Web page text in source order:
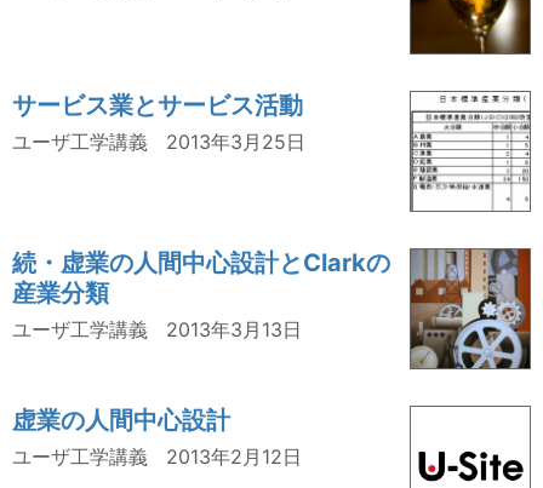
サービス業とサービス活動
ユーザ工学講義 2013年3月25日
続・虚業の人間中心設計とClarkの
産業分類
ユーザ工学講義 2013年3月13日
虚業の人間中心設計
ユーザ工学講義 2013年2月12日